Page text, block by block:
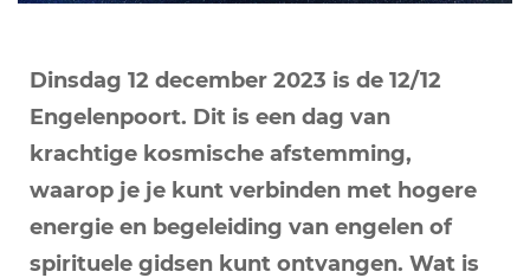
Dinsdag 12 december 2023 is de 12/12
Engelenpoort. Dit is een dag van
krachtige kosmische afstemming,
waarop je je kunt verbinden met hogere
energie en begeleiding van engelen of
spirituele gidsen kunt ontvangen. Wat is